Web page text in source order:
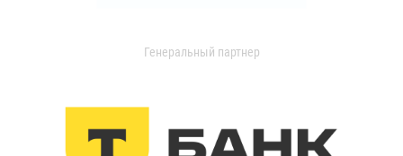
Генеральный партнер